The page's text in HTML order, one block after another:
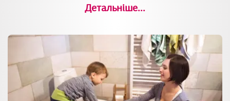
Детальніше...